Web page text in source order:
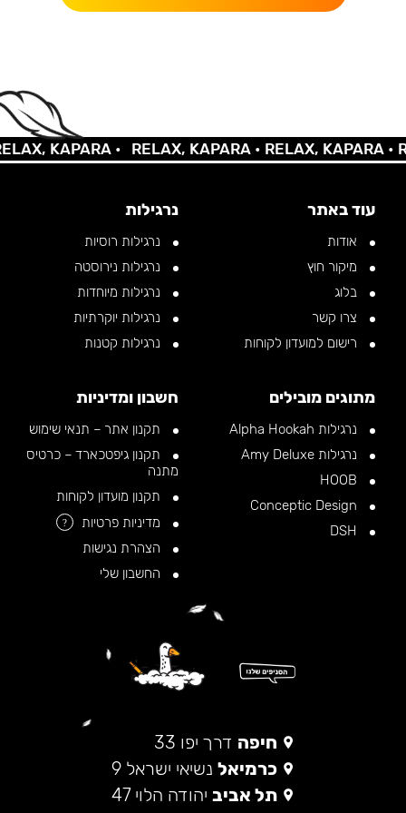
KAPARA • RELAX, KAPARA •RELAX, KAPARA •
עוד באתר
אודות
מיקור חוץ
בלוג
צרו קשר
רישום למועדון לקוחות
נרגילות
נרגילות רוסיות
נרגילות נירוסטה
נרגילות מיוחדות
נרגילות יוקרתיות
נרגילות קטנות
מתוגים מובילים
נרגילות Alpha Hookah
נרגילות Amy Deluxe
חשבון ומדיניות
תקנון אתר – תנאי שימוש
תקנון גיפטכארד – כרטיס
מתנה
תקנון מועדון לקוחות
מדיניות פרטיות
?
הצהרת נגישות
החשבון שלי
חיפה דרך יפו 33
כרמיאל נשיאי ישראל 9
תל אביב יהודה הלוי 47